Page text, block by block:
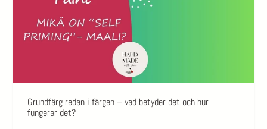
Grundfärg redan i färgen – vad betyder det och hur
fungerar det?